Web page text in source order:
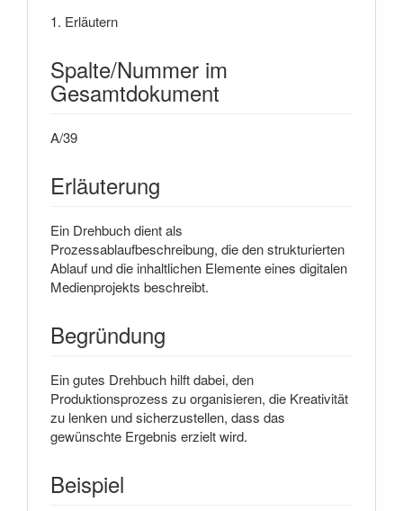
1. Erläutern
Spalte/Nummer im
Gesamtdokument
A/39
Erläuterung
Ein Drehbuch dient als
Prozessablaufbeschreibung, die den strukturierten
Ablauf und die inhaltlichen Elemente eines digitalen
Medienprojekts beschreibt.
Begründung
Ein gutes Drehbuch hilft dabei, den
Produktionsprozess zu organisieren, die Kreativität
zu lenken und sicherzustellen, dass das
gewünschte Ergebnis erzielt wird.
Beispiel